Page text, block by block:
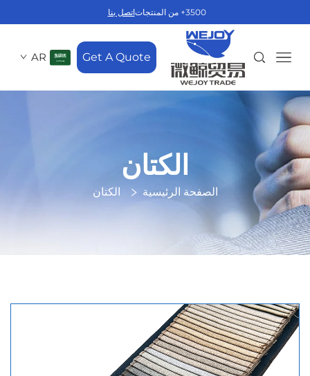
3500+ من المنتجات اتصل بنا
Get A Quote
AR
الكتان
الصفحة الرئيسية الكتان